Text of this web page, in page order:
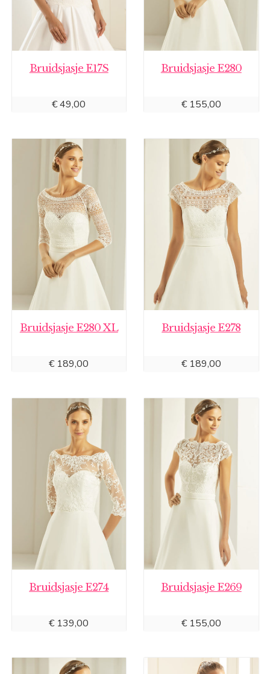
Bruidsjasje E17S
€49,00
Bruidsjasje E280
€155,00
Bruidsjasje E280 XL
€189,00
Bruidsjasje E278
€189,00
Bruidsjasje E274
€139,00
Bruidsjasje E269
€155,00